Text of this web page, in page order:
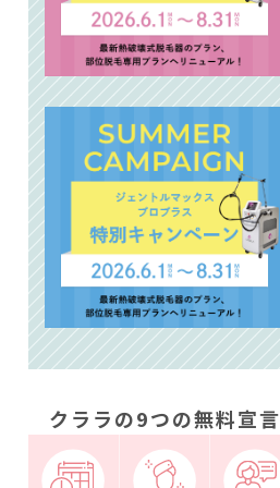
クララの9つの無料宣言